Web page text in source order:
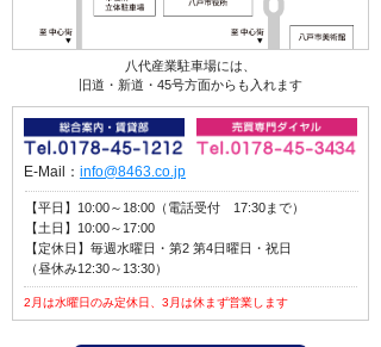
八代産業駐車場には、
旧道・新道・45号方面からも入れます
E-Mail： info@8463.co.jp
【平日】10:00～18:00（電話受付 17:30まで）
【土日】10:00～17:00
【定休日】毎週水曜日・第2 第4日曜日・祝日
（昼休み12:30～13:30）
2月は水曜日のみ定休日、3月は休まず営業します